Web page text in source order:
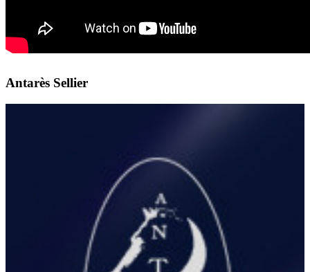
Antarès Sellier